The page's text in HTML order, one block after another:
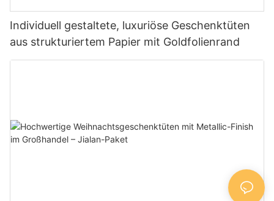
Individuell gestaltete, luxuriöse Geschenktüten
aus strukturiertem Papier mit Goldfolienrand